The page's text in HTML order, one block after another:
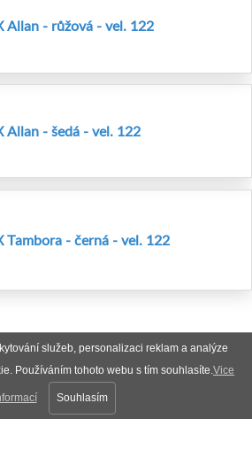
služeb, personalizaci reklam a analýze
Používáním tohoto webu s tím souhlasíte.Vice
Souhlasím
Allan - růžová - vel. 122
Allan - šedá - vel. 122
Tambora - černá - vel. 122